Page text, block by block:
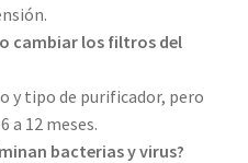
cambiar los filtros del
y tipo de purificador, pero
a 12 meses.
bacterias y virus?